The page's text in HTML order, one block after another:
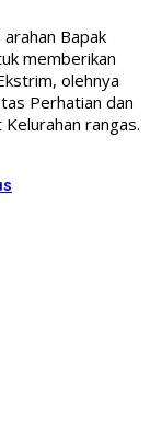
Bapak
memberikan
olehnya
Perhatian dan
rangas.